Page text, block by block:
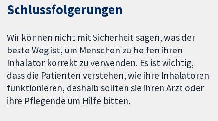
Schlussfolgerungen
Wir können nicht mit Sicherheit sagen, was der
beste Weg ist, um Menschen zu helfen ihren
Inhalator korrekt zu verwenden. Es ist wichtig,
dass die Patienten verstehen, wie ihre Inhalatoren
funktionieren, deshalb sollten sie ihren Arzt oder
ihre Pflegende um Hilfe bitten.